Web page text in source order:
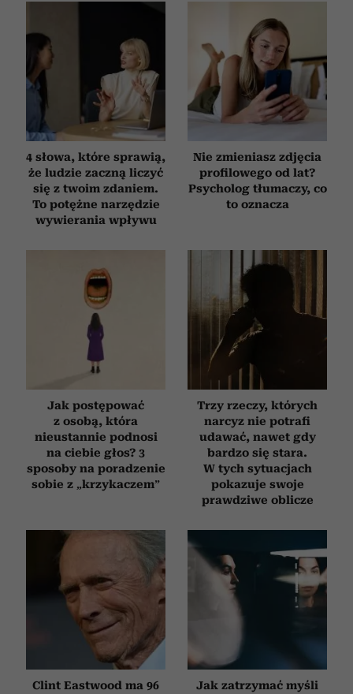
4 słowa, które sprawią,
że ludzie zaczną liczyć
się z twoim zdaniem.
To potężne narzędzie
wywierania wpływu
Nie zmieniasz zdjęcia
profilowego od lat?
Psycholog tłumaczy, co
to oznacza
Jak postępować
z osobą, która
nieustannie podnosi
na ciebie głos? 3
sposoby na poradzenie
sobie z „krzykaczem”
Trzy rzeczy, których
narcyz nie potrafi
udawać, nawet gdy
bardzo się stara.
W tych sytuacjach
pokazuje swoje
prawdziwe oblicze
Clint Eastwood ma 96
Jak zatrzymać myśli